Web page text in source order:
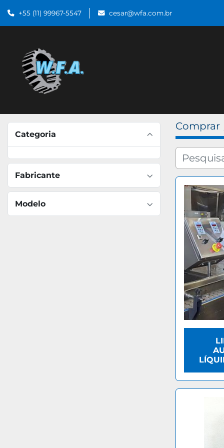
+55 (11) 99967-5547 cesar@wfa.com.br
Categoria
Fabricante
Modelo
Comprar